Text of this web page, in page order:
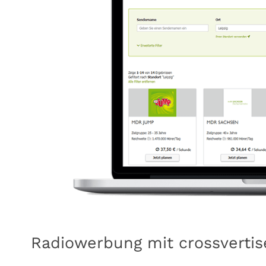
Radiowerbung mit